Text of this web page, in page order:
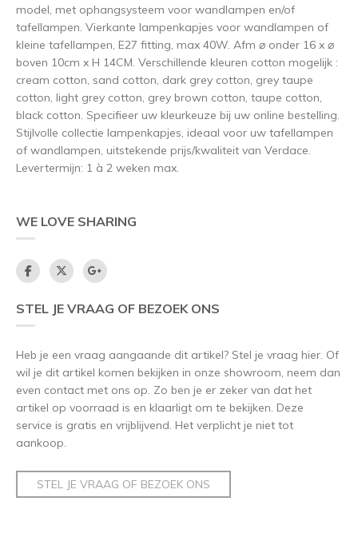
model, met ophangsysteem voor wandlampen en/of
tafellampen. Vierkante lampenkapjes voor wandlampen of
kleine tafellampen, E27 fitting, max 40W. Afm ⌀ onder 16 x ⌀
boven 10cm x H 14CM. Verschillende kleuren cotton mogelijk :
cream cotton, sand cotton, dark grey cotton, grey taupe
cotton, light grey cotton, grey brown cotton, taupe cotton,
black cotton. Specifieer uw kleurkeuze bij uw online bestelling.
Stijlvolle collectie lampenkapjes, ideaal voor uw tafellampen
of wandlampen, uitstekende prijs/kwaliteit van Verdace.
Levertermijn: 1 à 2 weken max.
WE LOVE SHARING
STEL JE VRAAG OF BEZOEK ONS
Heb je een vraag aangaande dit artikel? Stel je vraag hier. Of
wil je dit artikel komen bekijken in onze showroom, neem dan
even contact met ons op. Zo ben je er zeker van dat het
artikel op voorraad is en klaarligt om te bekijken. Deze
service is gratis en vrijblijvend. Het verplicht je niet tot
aankoop.
STEL JE VRAAG OF BEZOEK ONS